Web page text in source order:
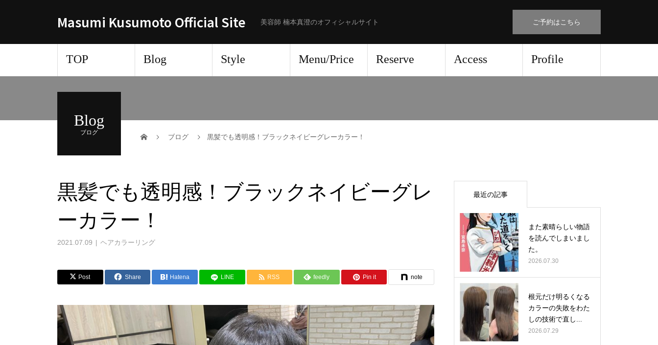
Masumi Kusumoto Official Site 美容師 楠本真澄のオフィシャルサイト ご予約はこちら
TOP Blog Style Menu/Price Reserve Access Profile
Blog
ブログ
ブログ 黒髪でも透明感！ブラックネイビーグレーカラー！
黒髪でも透明感！ブラックネイビーグレ
ーカラー！
2021.07.09 ヘアカラーリング
Post Share Hatena LINE RSS feedly Pin it note
最近の記事
また素晴らしい物語
を読んでしまいまし
た。
2026.07.30
根元だけ明るくなる
カラーの失敗をわた
しの技術で直し...
2026.07.29